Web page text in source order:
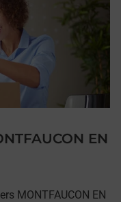
EN
MONTFAUCON EN